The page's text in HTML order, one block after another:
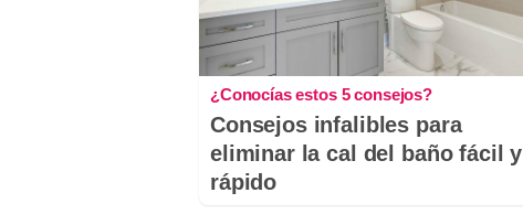
¿Conocías estos 5 consejos?
Consejos infalibles para
eliminar la cal del baño fácil y
rápido